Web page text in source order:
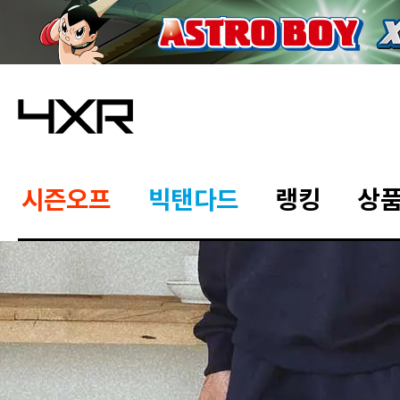
시즌오프 빅탠다드 랭킹 상